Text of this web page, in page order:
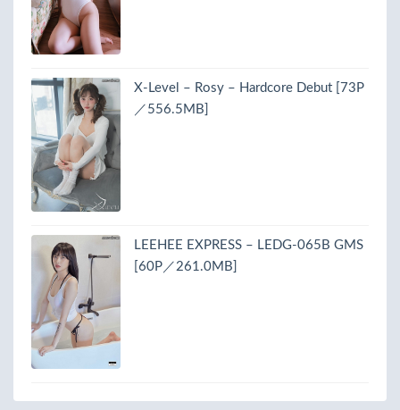
X-Level – Rosy – Hardcore Debut [73P
／556.5MB]
LEEHEE EXPRESS – LEDG-065B GMS
[60P／261.0MB]